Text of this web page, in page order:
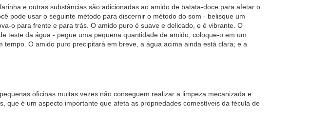
e outras substâncias são adicionadas ao amido de batata-doce para afetar o
pode usar o seguinte método para discernir o método do som - belisque um
o para frente e para trás. O amido puro é suave e delicado, e é vibrante. O
teste da água - pegue uma pequena quantidade de amido, coloque-o em um
O amido puro precipitará em breve, a água acima ainda está clara; e a
oficinas muitas vezes não conseguem realizar a limpeza mecanizada e
que é um aspecto importante que afeta as propriedades comestíveis da fécula de